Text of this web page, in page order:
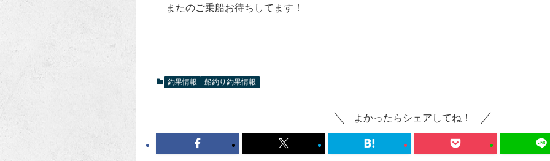
またのご乗船お待ちしてます！
釣果情報 船釣り釣果情報
よかったらシェアしてね！